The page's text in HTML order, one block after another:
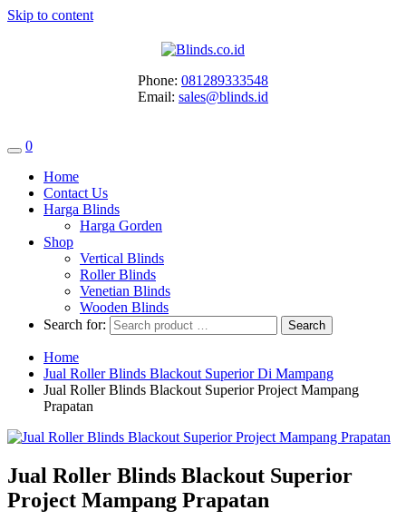
Skip to content
Phone: 081289333548
Email: sales@blinds.id
0
Home
Contact Us
Harga Blinds
Harga Gorden
Shop
Vertical Blinds
Roller Blinds
Venetian Blinds
Wooden Blinds
Search for:
Home
Jual Roller Blinds Blackout Superior Di Mampang
Jual Roller Blinds Blackout Superior Project Mampang
Prapatan
Jual Roller Blinds Blackout Superior
Project Mampang Prapatan